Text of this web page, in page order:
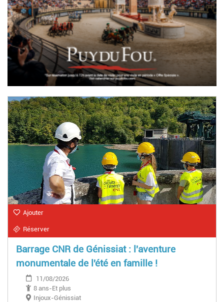
Ajouter
Réserver
Barrage CNR de Génissiat : l'aventure
monumentale de l'été en famille !
11/08/2026
8 ans-Et plus
Injoux-Génissiat